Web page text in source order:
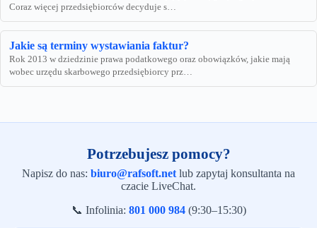
Coraz więcej przedsiębiorców decyduje s…
Jakie są terminy wystawiania faktur?
Rok 2013 w dziedzinie prawa podatkowego oraz obowiązków, jakie mają
wobec urzędu skarbowego przedsiębiorcy prz…
Potrzebujesz pomocy?
Napisz do nas: biuro@rafsoft.net lub zapytaj konsultanta na
czacie LiveChat.
📞 Infolinia: 801 000 984(9:30–15:30)